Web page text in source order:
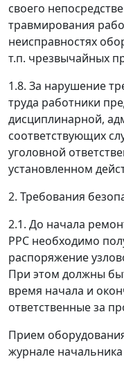
своего
травмирования
неисправностях
т.п. чрезвычайных
1.8. За нарушение
труда работники
дисциплинарной,
соответствующих
уголовной
установленном
2. Требования
2.1. До начала
РРС необходимо
распоряжение
При этом должны
время начала и
ответственные за
Прием
журнале